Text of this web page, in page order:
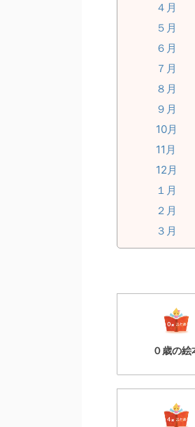
４月
５月
６月
７月
８月
９月
10月
11月
12月
１月
２月
３月
０歳の絵